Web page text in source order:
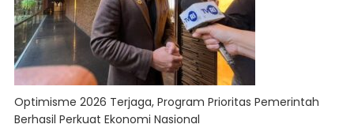
Optimisme 2026 Terjaga, Program Prioritas Pemerintah
Berhasil Perkuat Ekonomi Nasional